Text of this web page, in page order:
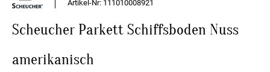
Artikel-Nr: 111010008921
Scheucher Parkett Schiffsboden Nuss
amerikanisch